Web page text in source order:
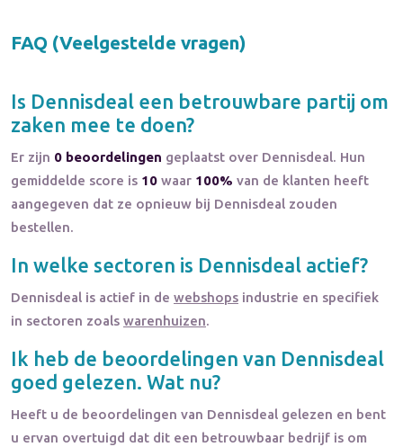
FAQ (Veelgestelde vragen)
Is Dennisdeal een betrouwbare partij om
zaken mee te doen?
Er zijn 0 beoordelingen geplaatst over Dennisdeal. Hun
gemiddelde score is 10 waar 100% van de klanten heeft
aangegeven dat ze opnieuw bij Dennisdeal zouden
bestellen.
In welke sectoren is Dennisdeal actief?
Dennisdeal is actief in de webshops industrie en specifiek
in sectoren zoals warenhuizen.
Ik heb de beoordelingen van Dennisdeal
goed gelezen. Wat nu?
Heeft u de beoordelingen van Dennisdeal gelezen en bent
u ervan overtuigd dat dit een betrouwbaar bedrijf is om